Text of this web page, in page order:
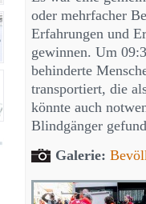
oder mehrfacher
Erfahrungen und
gewinnen. Um
behinderte
transportiert, die
könnte auch
Blindgänger
Galerie: